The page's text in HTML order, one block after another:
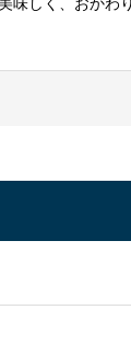
味しく、おかわ